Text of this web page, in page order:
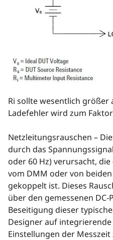
Ri sollte wesentlich größer
Ladefehler wird zum
Netzleitungsrauschen –
durch das
oder 60 Hz) verursacht,
vom DMM oder von
gekoppelt ist. Dieses
über den gemessenen
Beseitigung dieser
Designer auf
Einstellungen der